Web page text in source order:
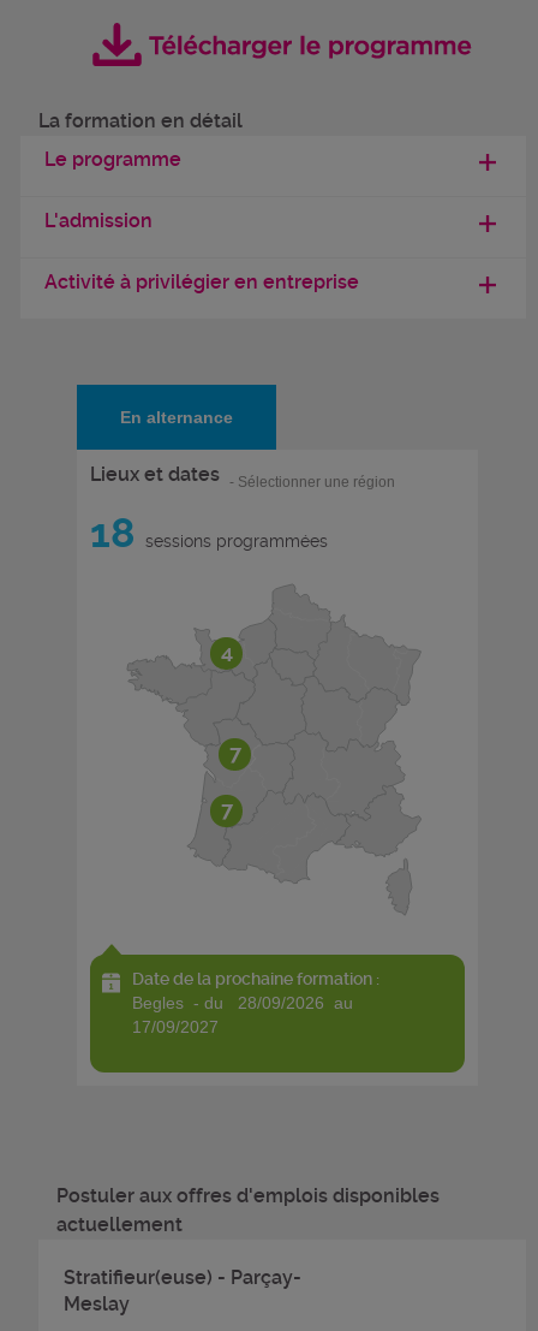
La formation en détail
Le programme
L'admission
Activité à privilégier en entreprise
En alternance
Lieux et dates - Sélectionner une région
18 sessions programmées
7
4
7
Date de la prochaine formation :
begles - du 28/09/2026 au
17/09/2027
Postuler aux offres d'emplois disponibles
actuellement
Stratifieur(euse) - Parçay-
Meslay